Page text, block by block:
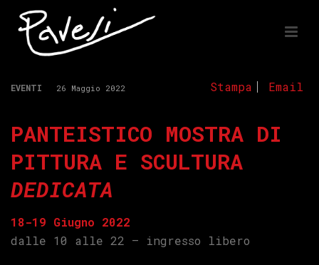
Stampa Email
EVENTI 26 Maggio 2022
PANTEISTICO MOSTRA DI
PITTURA E SCULTURA
DEDICATA
18-19 Giugno 2022
dalle 10 alle 22 – ingresso libero